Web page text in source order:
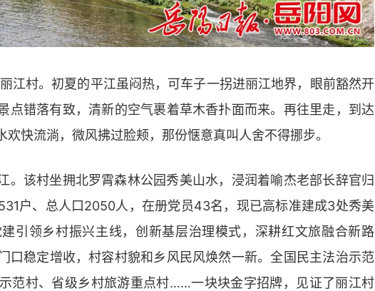
江村。初夏的平江虽闷热，可车子一拐进丽江地界，眼前豁然开
错落有致，清新的空气裹着草木香扑面而来。再往里走，到达
快流淌，微风拂过脸颊，那份惬意真叫人舍不得挪步。
。该村坐拥北罗霄森林公园秀美山水，浸润着喻杰老部长辞官归
户、总人口2050人，在册党员43名，现已高标准建成3处秀美
引领乡村振兴主线，创新基层治理模式，深耕红文旅融合新路
口稳定增收，村容村貌和乡风民风焕然一新。全国民主法治示范
范村、省级乡村旅游重点村……一块块金字招牌，见证了丽江村